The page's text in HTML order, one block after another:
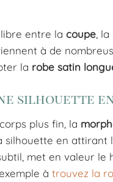
entre la coupe, la
à de
la robe satin
silhouette en
plus fin, la
en
met en valeur le
à trouvez la